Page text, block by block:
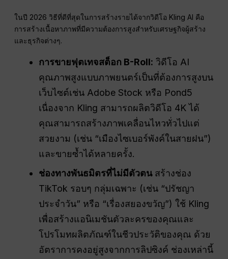
ในปี 2026 วิธีที่ดีที่สุดในการสร้างรายได้จากวิดีโอ Kling AI คือ
การสร้างเนื้อหาภาพที่มีความต้องการสูงสำหรับเศรษฐกิจผู้สร้าง
และธุรกิจต่างๆ.
การขายฟุตเทจสต็อก B-Roll: วิดีโอ AI
คุณภาพสูงแบบภาพยนตร์เป็นที่ต้องการสูงบน
เว็บไซต์เช่น Adobe Stock หรือ Pond5
เนื่องจาก Kling สามารถผลิตวิดีโอ 4K ได้
คุณสามารถสร้างภาพเคลื่อนไหวทั่วไปแต่
สวยงาม (เช่น “เมืองไซเบอร์พังค์ในสายฝน”)
และขายซ้ำได้หลายครั้ง.
ช่องทางพันธมิตรที่ไม่มีตัวตนสร้างช่อง
TikTok รอบๆ กลุ่มเฉพาะ (เช่น “ปรัชญา
ประจำวัน” หรือ “เรื่องสยองขวัญ”) ใช้ Kling
เพื่อสร้างแอนิเมชันตัวละครของคุณและ
โปรโมทผลิตภัณฑ์ในชีวประวัติของคุณ ด้วย
อัตราการคงอยู่สูงจากการลิปซิงค์ ช่องเหล่านี้